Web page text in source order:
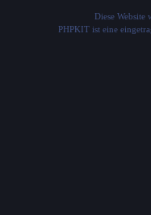
Diese Website
PHPKIT ist eine